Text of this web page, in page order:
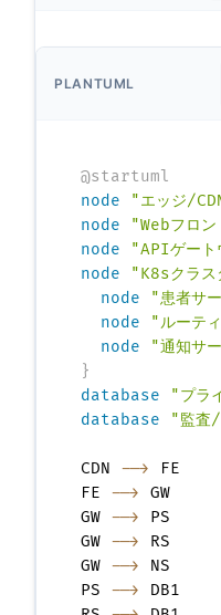
PLANTUML
@startuml
node
"エッジ/
node
"Webフロ
node
"APIゲート
node
"K8sクラス
node
"患者サ
node
"ルーテ
node
"通知サ
}
database
"プラ
database
"監査/
CDN -->
FE
FE -->
GW
GW -->
PS
GW -->
RS
GW -->
NS
PS -->
DB1